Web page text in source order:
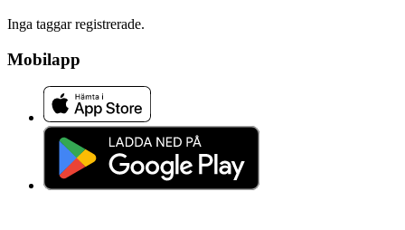
Inga taggar registrerade.
Mobilapp